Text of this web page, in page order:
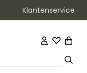
Klantenservice